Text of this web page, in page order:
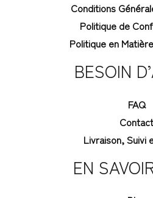
Conditions
Politique de
Politique en
BESOIN
FAQ
Contact
Livraison, Suivi
EN